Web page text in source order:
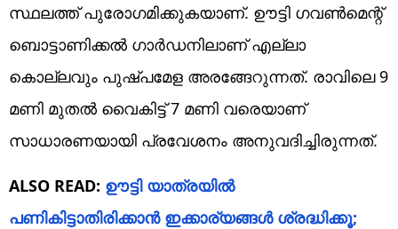
സ്ഥലത്ത് പുരോ​ഗമിക്കുകയാണ്. ഊട്ടി ഗവൺമെന്റ്
ബൊട്ടാണിക്കൽ ഗാർഡനിലാണ് എല്ലാ
കൊല്ലവും പുഷ്പമേള അരങ്ങേറുന്നത്. രാവിലെ 9
മണി മുതൽ വൈകിട്ട് 7 മണി വരെയാണ്
സാധാരണയായി പ്രവേശനം അനുവദിച്ചിരുന്നത്.
ALSO READ: ഊട്ടി യാത്രയിൽ
പണികിട്ടാതിരിക്കാൻ ഇക്കാര്യങ്ങൾ ശ്രദ്ധിക്കൂ;